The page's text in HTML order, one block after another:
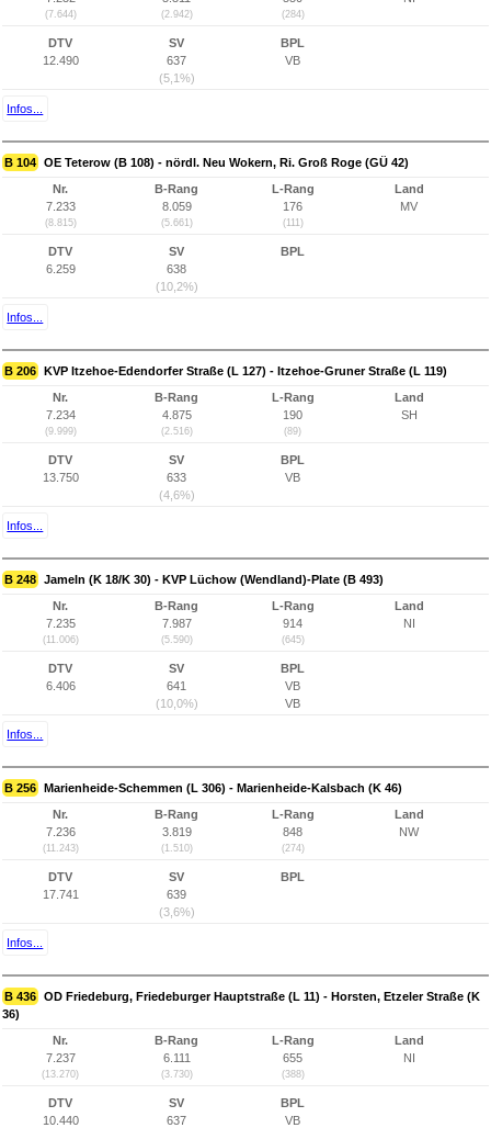
(7.644) (2.942) (284)
DTV
12.490
SV
637
(5,1%)
BPL
VB
Infos...
B 104 OE Teterow (B 108) - nördl. Neu Wokern, Ri. Groß Roge (GÜ 42)
Nr.
7.233
(8.815)
B-Rang
8.059
(5.661)
L-Rang
176
(111)
Land
MV
DTV
6.259
SV
638
(10,2%)
BPL
Infos...
B 206 KVP Itzehoe-Edendorfer Straße (L 127) - Itzehoe-Gruner Straße (L 119)
Nr.
7.234
(9.999)
B-Rang
4.875
(2.516)
L-Rang
190
(89)
Land
SH
DTV
13.750
SV
633
(4,6%)
BPL
VB
Infos...
B 248 Jameln (K 18/K 30) - KVP Lüchow (Wendland)-Plate (B 493)
Nr.
7.235
(11.006)
B-Rang
7.987
(5.590)
L-Rang
914
(645)
Land
NI
DTV
6.406
SV
641
(10,0%)
BPL
VB
VB
Infos...
B 256 Marienheide-Schemmen (L 306) - Marienheide-Kalsbach (K 46)
Nr.
7.236
(11.243)
B-Rang
3.819
(1.510)
L-Rang
848
(274)
Land
NW
DTV
17.741
SV
639
(3,6%)
BPL
Infos...
B 436 OD Friedeburg, Friedeburger Hauptstraße (L 11) - Horsten, Etzeler Straße (K
36)
Nr.
7.237
(13.270)
B-Rang
6.111
(3.730)
L-Rang
655
(388)
Land
NI
DTV
10.440
SV
637
BPL
VB